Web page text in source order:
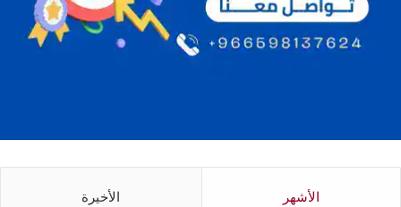
الأشهر الأخيرة